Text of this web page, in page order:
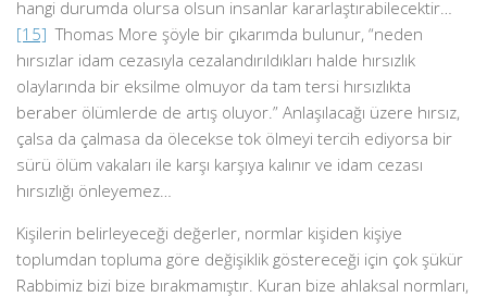
hangi durumda olursa olsun insanlar kararlaştırabilecektir…
[15] Thomas More şöyle bir çıkarımda bulunur, “neden
hırsızlar idam cezasıyla cezalandırıldıkları halde hırsızlık
olaylarında bir eksilme olmuyor da tam tersi hırsızlıkta
beraber ölümlerde de artış oluyor.” Anlaşılacağı üzere hırsız,
çalsa da çalmasa da ölecekse tok ölmeyi tercih ediyorsa bir
sürü ölüm vakaları ile karşı karşıya kalınır ve idam cezası
hırsızlığı önleyemez…
Kişilerin belirleyeceği değerler, normlar kişiden kişiye
toplumdan topluma göre değişiklik göstereceği için çok şükür
Rabbimiz bizi bize bırakmamıştır. Kuran bize ahlaksal normları,